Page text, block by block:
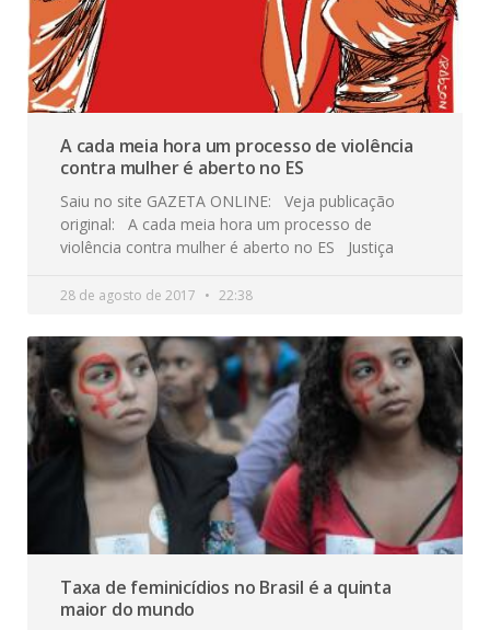
A cada meia hora um processo de violência
contra mulher é aberto no ES
Saiu no site GAZETA ONLINE: Veja publicação
original: A cada meia hora um processo de
violência contra mulher é aberto no ES Justiça
28 de agosto de 2017 22:38
Taxa de feminicídios no Brasil é a quinta
maior do mundo